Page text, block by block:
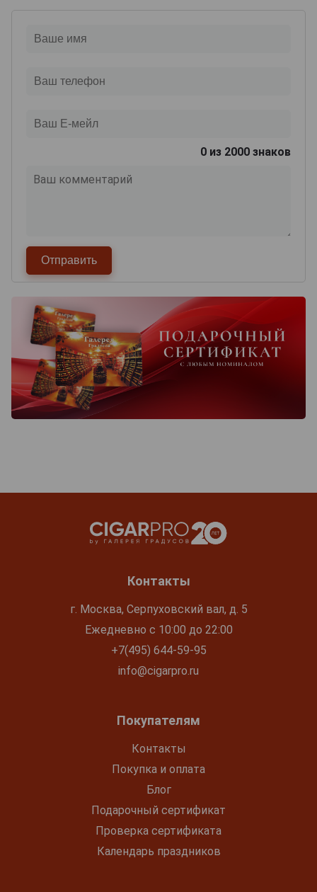
0 из 2000 знаков
Контакты
г. Москва, Серпуховский вал, д. 5
Ежедневно с 10:00 до 22:00
+7(495) 644-59-95
info@cigarpro.ru
Покупателям
Контакты
Покупка и оплата
Блог
Подарочный сертификат
Проверка сертификата
Календарь праздников